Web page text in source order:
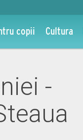
copii Cultura
-